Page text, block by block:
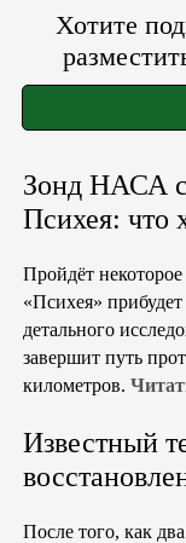
Хотите
Зонд НАСА
Психея: что
Пройдёт
«Психея»
детального
завершит путь
километров.
Известный
После того, как